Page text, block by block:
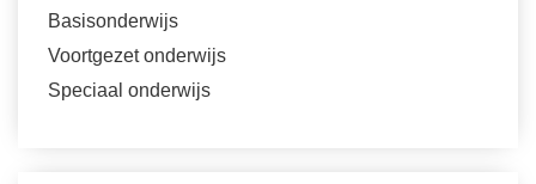
Basisonderwijs
Voortgezet onderwijs
Speciaal onderwijs